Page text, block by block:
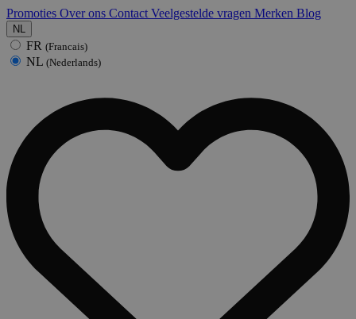
Promoties Over ons Contact Veelgestelde vragen Merken Blog
NL
FR (Francais)
NL (Nederlands)